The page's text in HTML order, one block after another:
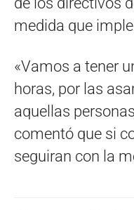
medida que
«Vamos a tener
horas, por las
aquellas
comentó que si
seguiran con la